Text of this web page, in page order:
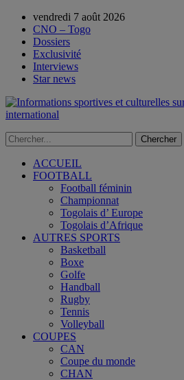
vendredi 7 août 2026
CNO – Togo
Dossiers
Exclusivité
Interviews
Star news
international
ACCUEIL
FOOTBALL
Football féminin
Championnat
Togolais d’ Europe
Togolais d’Afrique
AUTRES SPORTS
Basketball
Boxe
Golfe
Handball
Rugby
Tennis
Volleyball
COUPES
CAN
Coupe du monde
CHAN